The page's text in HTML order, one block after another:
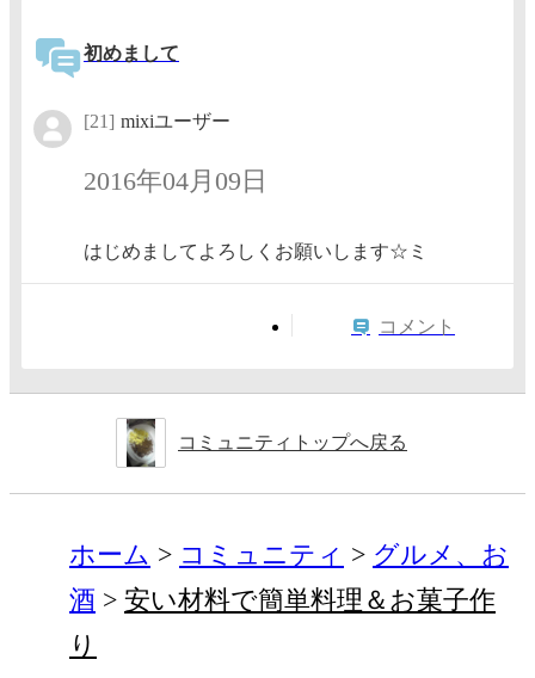
初めまして
[21] mixiユーザー
2016年04月09日
はじめましてよろしくお願いします☆ミ
コメント
コミュニティトップへ戻る
ホーム コミュニティ
グルメ、お
酒
安い材料で簡単料理＆お菓子作
り